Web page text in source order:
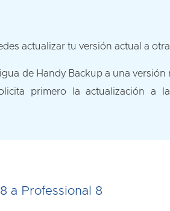
actualizar tu versión actual a
de Handy Backup a una
primero la actualización a
a Professional 8